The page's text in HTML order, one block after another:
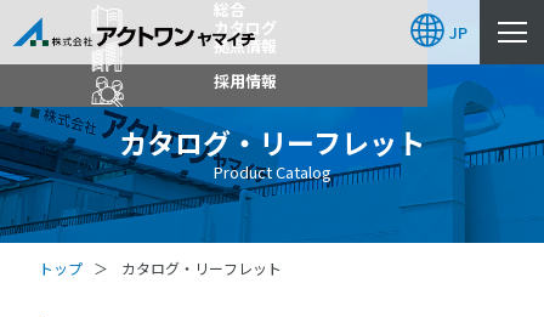
総合
カタログ
拠点情報
採用情報
JP
カタログ・リーフレット
Product Catalog
トップ カタログ・リーフレット